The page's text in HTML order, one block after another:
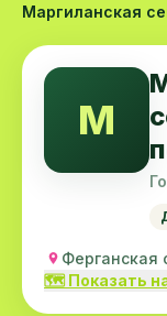
Маргиланская
М
Ферганская
🗺️ Показать